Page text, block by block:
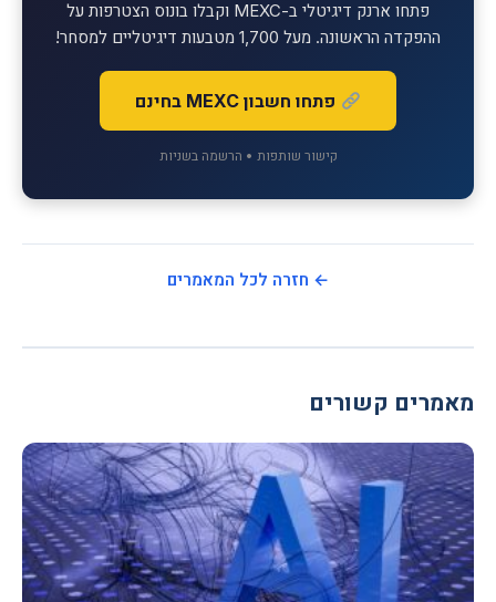
פתחו ארנק דיגיטלי ב-MEXC וקבלו בונוס הצטרפות על
ההפקדה הראשונה. מעל 1,700 מטבעות דיגיטליים למסחר!
פתחו חשבון MEXC בחינם
קישור שותפות • הרשמה בשניות
← חזרה לכל המאמרים
מאמרים קשורים